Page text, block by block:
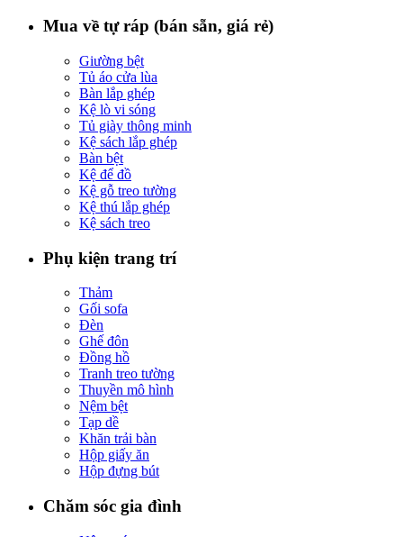
Mua về tự ráp (bán sẵn, giá rẻ)
Giường bệt
Tủ áo cửa lùa
Bàn lắp ghép
Kệ lò vi sóng
Tủ giày thông minh
Kệ sách lắp ghép
Bàn bệt
Kệ để đồ
Kệ gỗ treo tường
Kệ thú lắp ghép
Kệ sách treo
Phụ kiện trang trí
Thảm
Gối sofa
Đèn
Ghế đôn
Đồng hồ
Tranh treo tường
Thuyền mô hình
Nệm bệt
Tạp dề
Khăn trải bàn
Hộp giấy ăn
Hộp đựng bút
Chăm sóc gia đình